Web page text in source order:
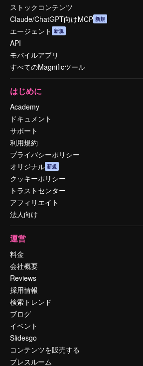
ストックコンテンツ
Claude/ChatGPT向けMCP 新規
エージェント 新規
API
モバイルアプリ
すべてのMagnificツール
はじめに
Academy
ドキュメント
サポート
利用規約
プライバシーポリシー
オリジナル 新規
クッキーポリシー
トラストセンター
アフィリエイト
法人向け
運営
料金
会社概要
Reviews
採用情報
検索トレンド
ブログ
イベント
Slidesgo
コンテンツを販売する
プレスルーム